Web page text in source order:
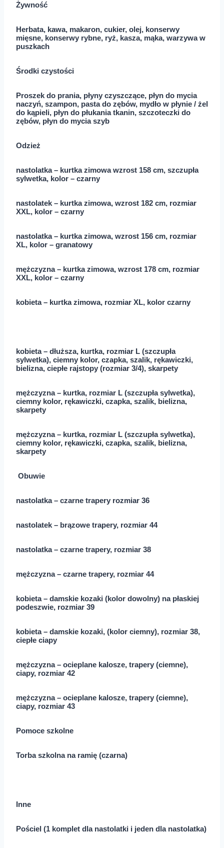
Żywność
Herbata, kawa, makaron, cukier, olej, konserwy
mięsne, konserwy rybne, ryż, kasza, mąka, warzywa w
puszkach
Środki czystości
Proszek do prania, płyny czyszczące, płyn do mycia
naczyń, szampon, pasta do zębów, mydło w płynie / żel
do kąpieli, płyn do płukania tkanin, szczoteczki do
zębów, płyn do mycia szyb
Odzież
nastolatka – kurtka zimowa wzrost 158 cm, szczupła
sylwetka, kolor – czarny
nastolatek – kurtka zimowa, wzrost 182 cm, rozmiar
XXL, kolor – czarny
nastolatka – kurtka zimowa, wzrost 156 cm, rozmiar
XL, kolor – granatowy
mężczyzna – kurtka zimowa, wzrost 178 cm, rozmiar
XXL, kolor – czarny
kobieta – kurtka zimowa, rozmiar XL, kolor czarny
kobieta – dłuższa, kurtka, rozmiar L (szczupła
sylwetka), ciemny kolor, czapka, szalik, rękawiczki,
bielizna, ciepłe rajstopy (rozmiar 3/4), skarpety
mężczyzna – kurtka, rozmiar L (szczupła sylwetka),
ciemny kolor, rękawiczki, czapka, szalik, bielizna,
skarpety
mężczyzna – kurtka, rozmiar L (szczupła sylwetka),
ciemny kolor, rękawiczki, czapka, szalik, bielizna,
skarpety
Obuwie
nastolatka – czarne trapery rozmiar 36
nastolatek – brązowe trapery, rozmiar 44
nastolatka – czarne trapery, rozmiar 38
mężczyzna – czarne trapery, rozmiar 44
kobieta – damskie kozaki (kolor dowolny) na płaskiej
podeszwie, rozmiar 39
kobieta – damskie kozaki, (kolor ciemny), rozmiar 38,
ciepłe ciapy
mężczyzna – ocieplane kalosze, trapery (ciemne),
ciapy, rozmiar 42
mężczyzna – ocieplane kalosze, trapery (ciemne),
ciapy, rozmiar 43
Pomoce szkolne
Torba szkolna na ramię (czarna)
Inne
Pościel (1 komplet dla nastolatki i jeden dla nastolatka)